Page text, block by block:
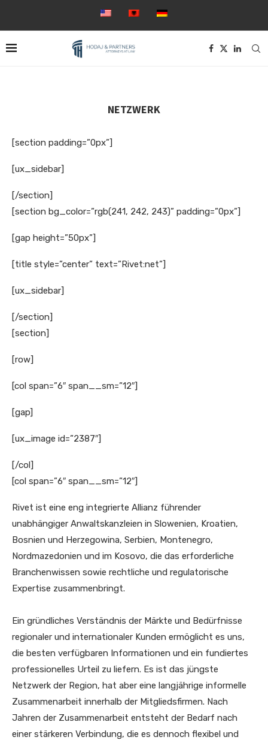
NETZWERK
[section padding=”0px”]
[ux_sidebar]
[/section]
[section bg_color=”rgb(241, 242, 243)” padding=”0px”]
[gap height=”50px”]
[title style=”center” text=”Rivet:net”]
[ux_sidebar]
[/section]
[section]
[row]
[col span=”6″ span__sm=”12″]
[gap]
[ux_image id=”2387″]
[/col]
[col span=”6″ span__sm=”12″]
Rivet ist eine eng integrierte Allianz führender
unabhängiger Anwaltskanzleien in Slowenien, Kroatien,
Bosnien und Herzegowina, Serbien, Montenegro,
Nordmazedonien und im Kosovo, die das erforderliche
Branchenwissen sowie rechtliche und regulatorische
Expertise zusammenbringt.
Ein gründliches Verständnis der Märkte und Bedürfnisse
regionaler und internationaler Kunden ermöglicht es uns,
die besten verfügbaren Informationen und ein fundiertes
professionelles Urteil zu liefern. Es ist das jüngste
Netzwerk der Region, hat aber eine langjährige informelle
Zusammenarbeit innerhalb der Mitgliedsfirmen. Nach
Jahren der Zusammenarbeit entsteht der Bedarf nach
einer stärkeren Verbindung, die es dennoch flexibel und